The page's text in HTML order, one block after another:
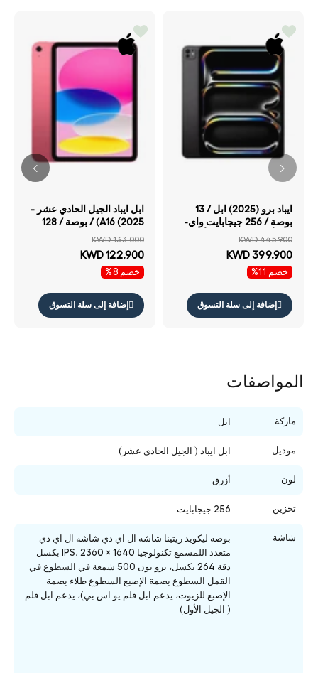
ايباد برو (2025) ابل / 13
بوصة / 256 جيجابايت واي-
KWD 445.900
KWD 399.900
خصم 11%
إضافة إلى سلة التسوق
ابل ايباد الجيل الحادي عشر -
A16 (2025) / بوصة / 128
KWD 133.000
KWD 122.900
خصم 8%
إضافة إلى سلة التسوق
المواصفات
ماركة ابل
موديل ابل ايباد ( الجيل الحادي عشر)
لون أزرق
تخزين 256 جيجابايت
شاشة
بوصة ليكويد ريتينا شاشة ال اي دي شاشة ال اي دي
متعدد اللمسمع تكنولوجيا IPS، 2360 × 1640 بكسل
دقة 264 بكسل، ترو تون 500 شمعة في السطوع في
القمل السطوع بصمة الإصبع السطوع طلاء بصمة
الإصبع للزيوت، يدعم ابل قلم يو اس بي)، يدعم ابل قلم
( الجيل الأول)